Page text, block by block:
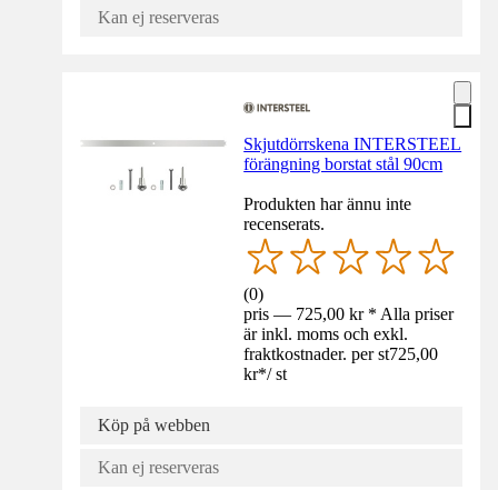
Kan ej reserveras
Skjutdörrskena INTERSTEEL
förängning borstat stål 90cm
Produkten har ännu inte
recenserats.
(0)
pris — 725,00 kr * Alla priser
är inkl. moms och exkl.
fraktkostnader. per st725,00
kr*/ st
Köp på webben
Kan ej reserveras